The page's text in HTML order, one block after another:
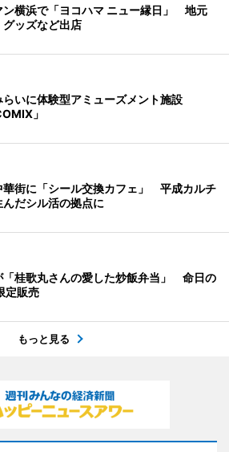
ン横浜で「ヨコハマ ニュー縁日」 地元
グッズなど出店
らいに体験型アミューズメント施設
」
華街に「シール交換カフェ」 平成カルチ
んだシル活の拠点に
「桂歌丸さんの愛した炒飯弁当」 命日の
定販売
もっと見る